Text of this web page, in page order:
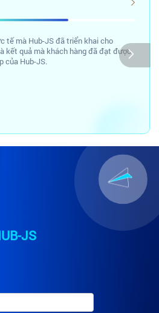
tế mà Hub-JS đã triển khai cho
kết quả mà khách hàng đã đạt được
của Hub-JS.
JS